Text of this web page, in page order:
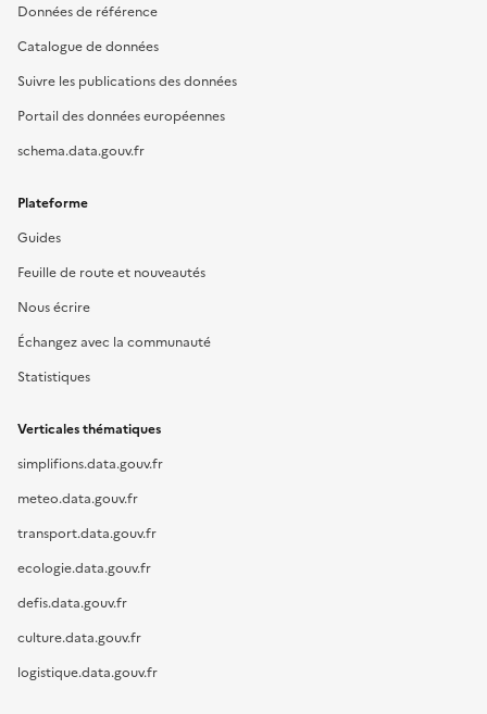
Données de référence
Catalogue de données
Suivre les publications des données
Portail des données européennes
schema.data.gouv.fr
Plateforme
Guides
Feuille de route et nouveautés
Nous écrire
Échangez avec la communauté
Statistiques
Verticales thématiques
simplifions.data.gouv.fr
meteo.data.gouv.fr
transport.data.gouv.fr
ecologie.data.gouv.fr
defis.data.gouv.fr
culture.data.gouv.fr
logistique.data.gouv.fr